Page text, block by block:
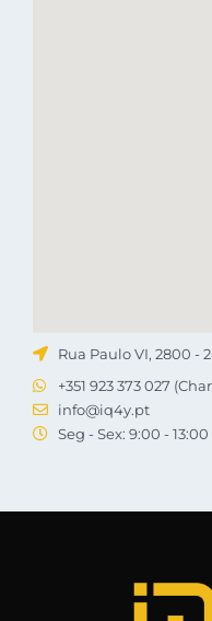
Rua Paulo VI, 2800 -
+351 923 373 027
info@iq4y.pt
Seg - Sex: 9:00 -